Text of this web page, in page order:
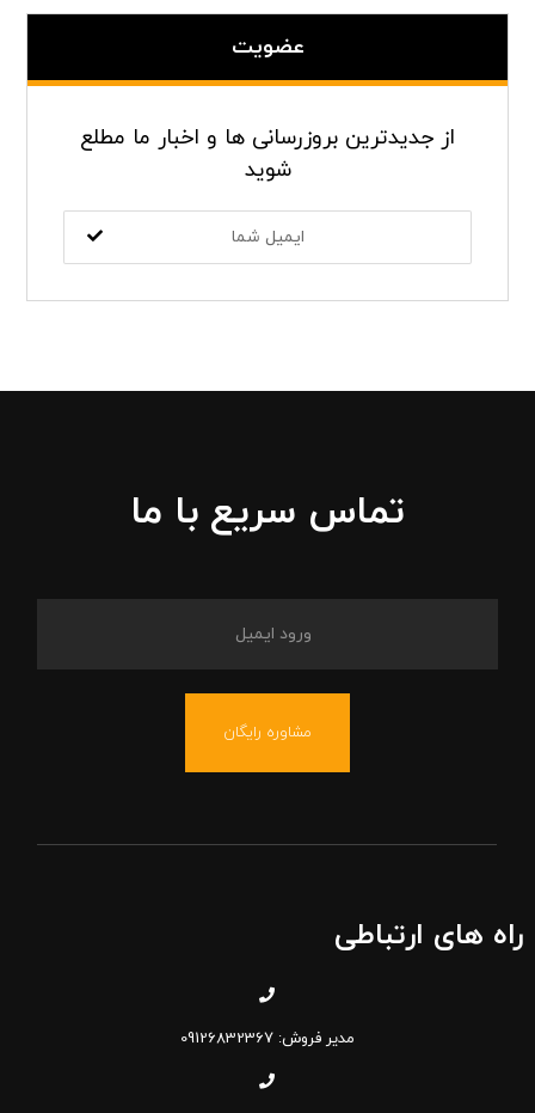
عضویت
از جدیدترین بروزرسانی ها و اخبار ما مطلع
شوید
تماس سریع با ما
مشاوره رایگان
راه های ارتباطی
مدیر فروش: 09126832367